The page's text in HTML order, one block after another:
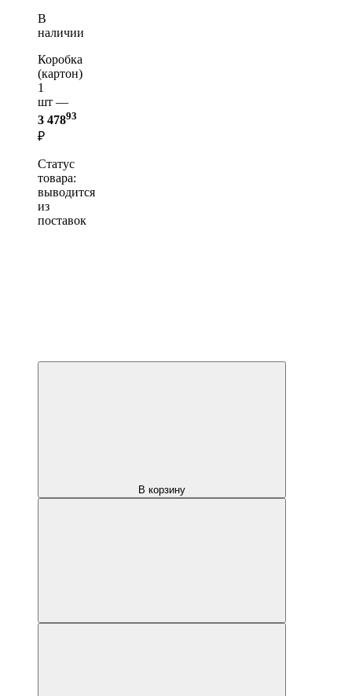
В
наличии
Коробка
(картон)
1
шт —
3 47893
₽
Статус
товара:
выводится
из
поставок
В корзину